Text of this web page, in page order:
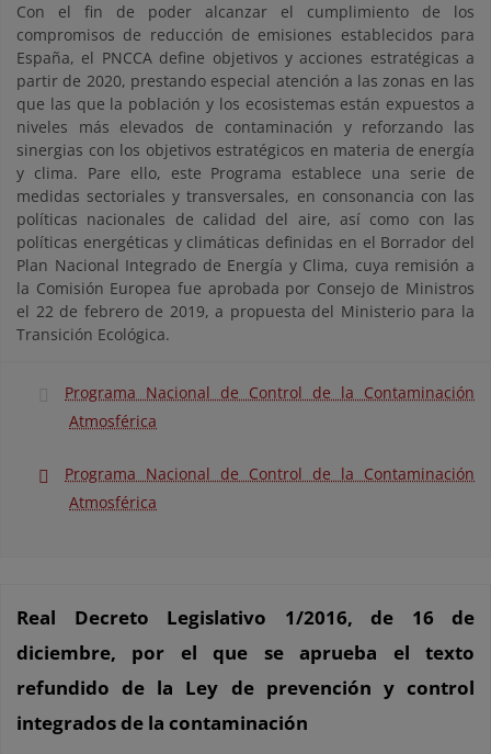
Con el fin de poder alcanzar el cumplimiento de los
compromisos de reducción de emisiones establecidos para
España, el PNCCA define objetivos y acciones estratégicas a
partir de 2020, prestando especial atención a las zonas en las
que las que la población y los ecosistemas están expuestos a
niveles más elevados de contaminación y reforzando las
sinergias con los objetivos estratégicos en materia de energía
y clima. Pare ello, este Programa establece una serie de
medidas sectoriales y transversales, en consonancia con las
políticas nacionales de calidad del aire, así como con las
políticas energéticas y climáticas definidas en el Borrador del
Plan Nacional Integrado de Energía y Clima, cuya remisión a
la Comisión Europea fue aprobada por Consejo de Ministros
el 22 de febrero de 2019, a propuesta del Ministerio para la
Transición Ecológica.
Programa Nacional de Control de la Contaminación
Atmosférica
Programa Nacional de Control de la Contaminación
Atmosférica
Real Decreto Legislativo 1/2016, de 16 de
diciembre, por el que se aprueba el texto
refundido de la Ley de prevención y control
integrados de la contaminación